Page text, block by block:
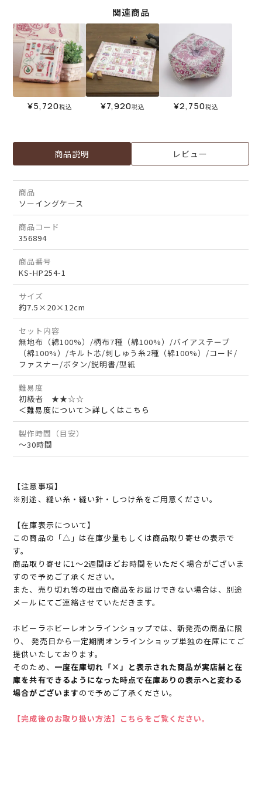
関連商品
¥5,720税込 ¥7,920税込 ¥2,750税込
商品説明 レビュー
商品
ソーイングケース
商品コード
356894
商品番号
KS-HP254-1
サイズ
約7.5×20×12cm
セット内容
無地布（綿100%）/柄布7種（綿100%）/バイアステープ
（綿100%）/キルト芯/刺しゅう糸2種（綿100%）/コード/
ファスナー/ボタン/説明書/型紙
難易度
初級者 ★★☆☆
＜難易度について＞詳しくはこちら
製作時間（目安）
～30時間
【注意事項】
※別途、縫い糸・縫い針・しつけ糸をご用意ください。
【在庫表示について】
この商品の「△」は在庫少量もしくは商品取り寄せの表示で
す。
商品取り寄せに1～2週間ほどお時間をいただく場合がございま
すので予めご了承ください。
また、売り切れ等の理由で商品をお届けできない場合は、別途
メールにてご連絡させていただきます。
ホビーラホビーレオンラインショップでは、新発売の商品に限
り、 発売日から一定期間オンラインショップ単独の在庫にてご
提供いたしております。
そのため、 一度在庫切れ「×」と表示された商品が実店舗と在
庫を共有できるようになった時点で在庫ありの表示へと変わる
場合がございますので予めご了承ください。
【完成後のお取り扱い方法】こちらをご覧ください。